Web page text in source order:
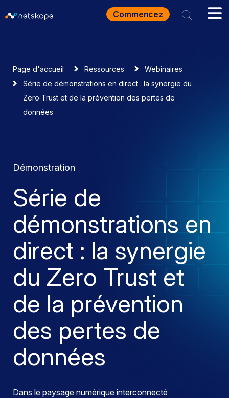
Commencez
Page d'accueil Ressources
Webinaires
Série de démonstrations en direct : la synergie du
Zero Trust et de la prévention des pertes de
données
Démonstration
Série de
démonstrations en
direct : la synergie
du Zero Trust et
de la prévention
des pertes de
données
Dans le paysage numérique interconnecté